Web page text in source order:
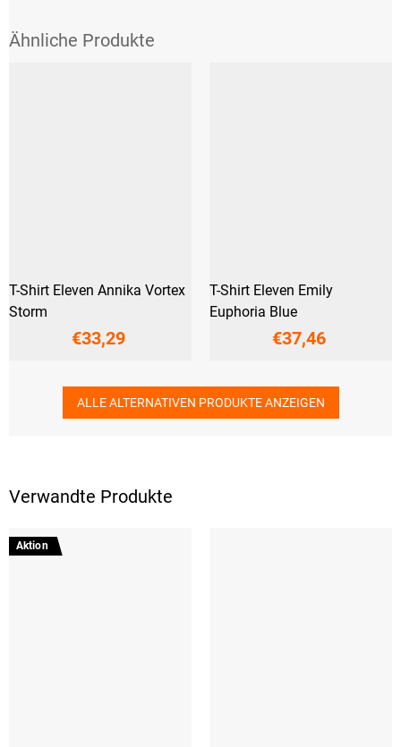
Verwandte Produkte
Aktion
T-Shirt Eleven Annika Vortex
Storm
€33,29
T-Shirt Eleven Emily
Euphoria Blue
€37,46
ALLE ALTERNATIVEN PRODUKTE ANZEIGEN